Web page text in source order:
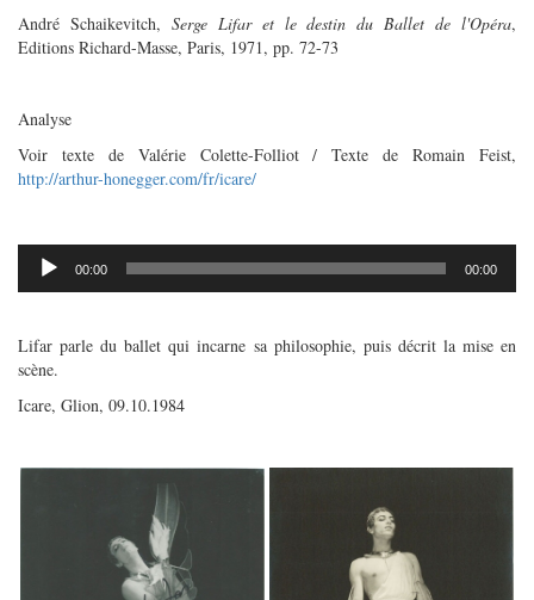
André Schaikevitch, Serge Lifar et le destin du Ballet de l'Opéra,
Editions Richard-Masse, Paris, 1971, pp. 72-73
Analyse
Voir texte de Valérie Colette-Folliot / Texte de Romain Feist,
http://arthur-honegger.com/fr/icare/
Lecteur
00:00 00:00
Lifar parle du ballet qui incarne sa philosophie, puis décrit la mise en
scène.
Icare, Glion, 09.10.1984